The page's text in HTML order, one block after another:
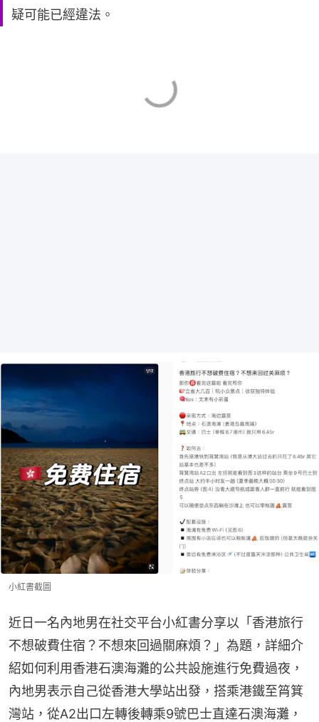
疑可能已經違法。
小紅書截圖
近日一名內地男在社交平台小紅書分享以「香港旅行
不想破費住宿？不想來回過關麻煩？」為題，詳細介
紹如何利用香港石澳海灘的公共設施進行免費過夜，
內地男表示自己從香港大學站出發，搭乘港鐵至筲箕
灣站，從A2出口左轉後轉乘9號巴士直達石澳海灘，